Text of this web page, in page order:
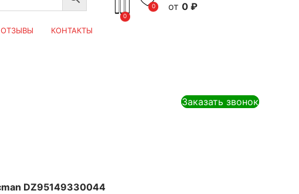
0
0 0 ₽
ОТЗЫВЫ
КОНТАКТЫ
Заказать звонок
DZ95149330044